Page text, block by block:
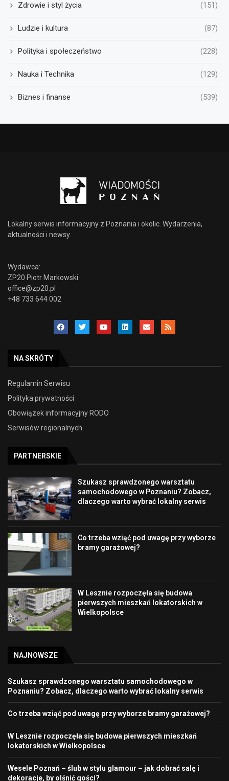
Zdrowie i styl życia (151)
Ludzie i kultura (87)
Polityka i społeczeństwo (228)
Nauka i Technika (129)
Biznes i finanse (539)
Lokalny serwis informacyjny z Poznania i okolic. Wydarzenia,
aktualności i newsy.
Wydawca:
ZP20 Piotr Markowski
office@zp20.pl
+48 733 644 002
NA SKRÓTY
Regulamin Serwisu
Polityka prywatności
Obowiązek informacyjny RODO
Serwisów regionalnych
PARTNERSKIE
Szukasz sprawdzonego warsztatu
samochodowego w Poznaniu? Zobacz,
dlaczego warto wybrać lokalny serwis
Co trzeba wziąć pod uwagę przy wyborze
bramy garażowej?
W Lesznie rozpoczęła się budowa
pierwszych mieszkań lokatorskich w
Wielkopolsce
NAJNOWSZE
Szukasz sprawdzonego warsztatu samochodowego w
Poznaniu? Zobacz, dlaczego warto wybrać lokalny serwis
Co trzeba wziąć pod uwagę przy wyborze bramy garażowej?
W Lesznie rozpoczęła się budowa pierwszych mieszkań
lokatorskich w Wielkopolsce
Wesele Poznań – ślub w stylu glamour – jak dobrać salę i
dekoracje, by olśnić gości?